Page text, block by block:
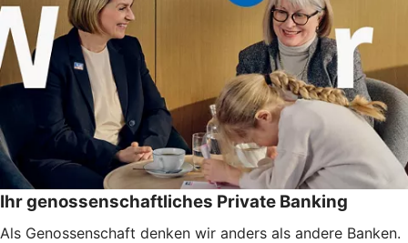
Ihr genossenschaftliches Private Banking
Als Genossenschaft denken wir anders als andere Banken.